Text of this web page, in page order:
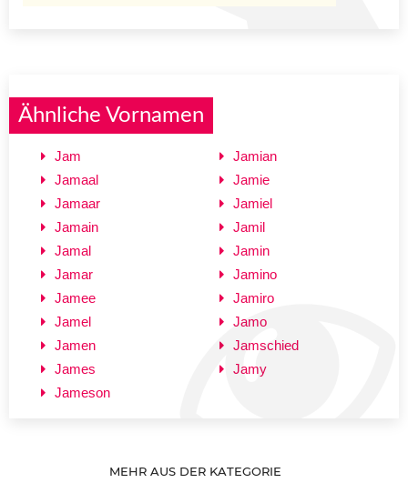
Ähnliche Vornamen
Jam
Jamaal
Jamaar
Jamain
Jamal
Jamar
Jamee
Jamel
Jamen
James
Jameson
Jamian
Jamie
Jamiel
Jamil
Jamin
Jamino
Jamiro
Jamo
Jamschied
Jamy
MEHR AUS DER KATEGORIE